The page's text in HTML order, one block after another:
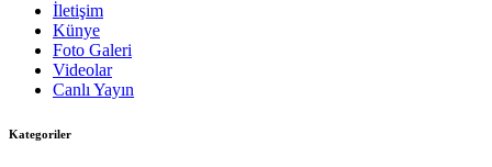
İletişim
Künye
Foto Galeri
Videolar
Canlı Yayın
Kategoriler